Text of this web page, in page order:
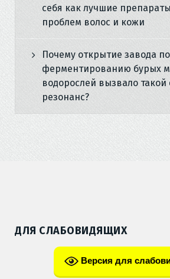
себя как лучшие
проблем волос и кожи
Почему открытие завода по
ферментированию бурых
водорослей вызвало
резонанс?
ДЛЯ СЛАБОВИДЯЩИХ
Версия для